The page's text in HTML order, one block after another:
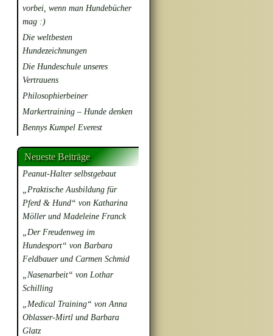
vorbei, wenn man Hundebücher
mag :)
Die weltbesten
Hundezeichnungen
Die Hundeschule unseres
Vertrauens
Philosophierbeiner
Markertraining – Hunde denken
Bennys Kumpel Everest
Neueste Beiträge
Peanut-Halter selbstgebaut
„Praktische Ausbildung für
Pferd & Hund“ von Katharina
Möller und Madeleine Franck
„Der Freudenweg im
Hundesport“ von Barbara
Feldbauer und Carmen Schmid
„Nasenarbeit“ von Lothar
Schilling
„Medical Training“ von Anna
Oblasser-Mirtl und Barbara
Glatz